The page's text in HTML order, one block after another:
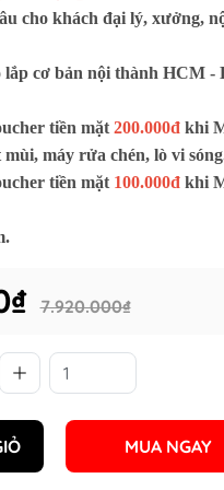
Tủ lạnh KAFF
Gia dụng KAFF
Máy hút mùi
Máy rửa chén
Vòi rửa chén bát
Phụ kiện tủ bếp
Máy sấy
Máy giặt sấy kết
cho khách đại lý, xưởng,
lắp cơ bản nội thành HCM -
tiền mặt200.000đkhi
máy rửa chén, lò vi
tiền mặt100.000đkhi
7.920.000₫
MUA NGAY